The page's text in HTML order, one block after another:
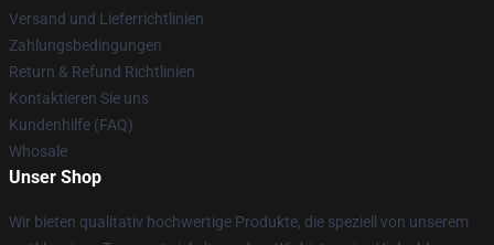
Versand und Lieferrichtlinien
Zahlungsbedingungen
Return & Refund Richtlinien
Kontaktieren Sie uns
Kundenhilfe (FAQ)
Whosale
Unser Shop
Wir bieten qualitativ hochwertige Produkte, die speziell von unserem